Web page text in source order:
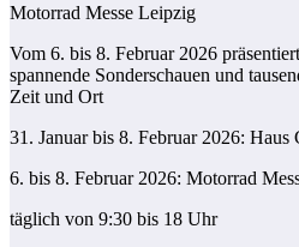
Motorrad Messe Leipzig
Vom 6. bis 8. Februar 2026
spannende Sonderschauen und
Zeit und Ort
31. Januar bis 8. Februar 2026:
6. bis 8. Februar 2026: Motorrad
täglich von 9:30 bis 18 Uhr